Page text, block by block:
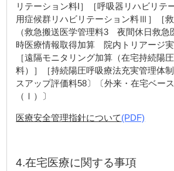
リテーション料I］［呼吸器リハビリテ
用症候群リハビリテーション料Ⅲ］［
（救急搬送医学管理料3 夜間休日救
時医療情報取得加算 院内トリアージ実
［遠隔モニタリング加算（在宅持続陽
料）］［持続陽圧呼吸療法充実管理体
スアップ評価料58〕〔外来・在宅ベー
（Ⅰ）〕
医療安全管理指針について(PDF)
4.在宅医療に関する事項